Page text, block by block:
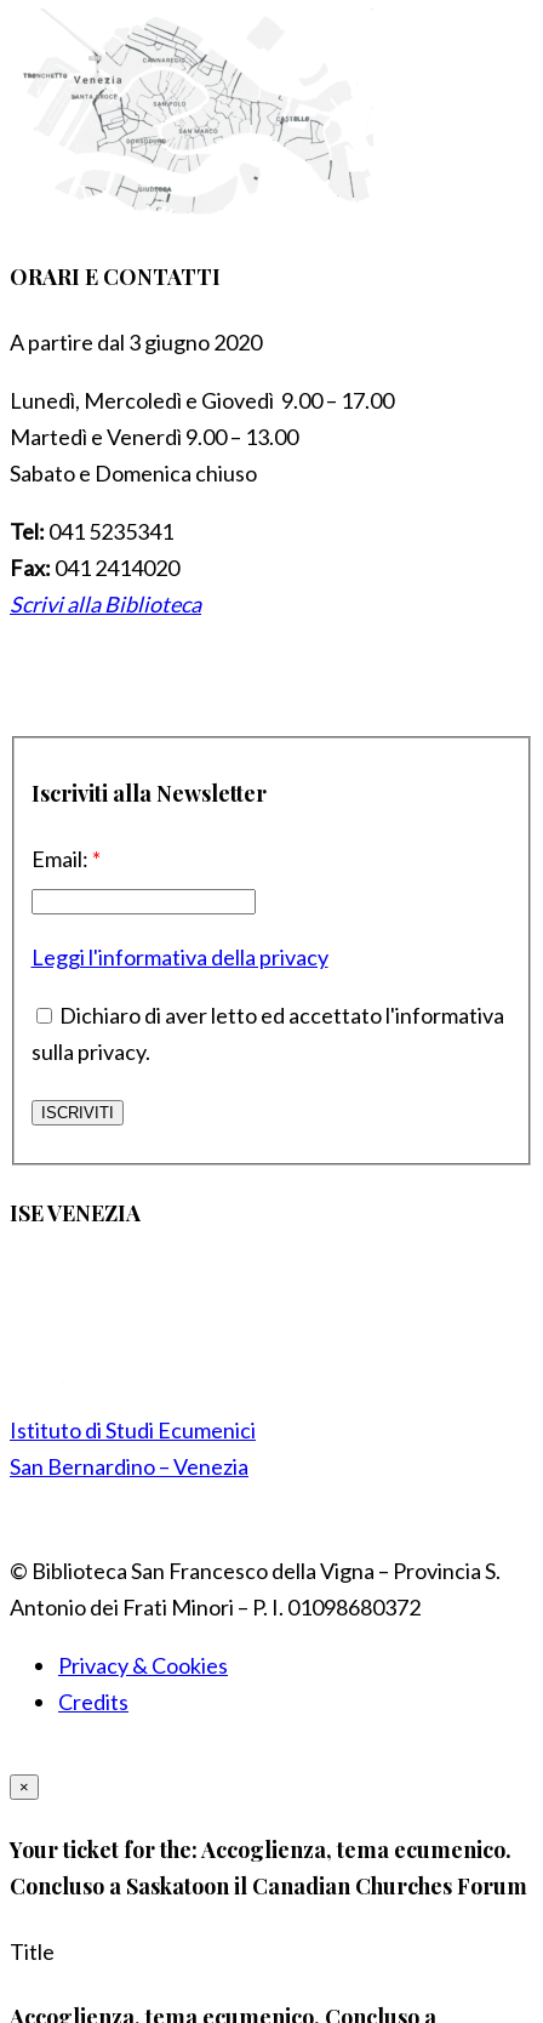
ORARI E CONTATTI
A partire dal 3 giugno 2020
Lunedì, Mercoledì e Giovedì 9.00 – 17.00
Martedì e Venerdì 9.00 – 13.00
Sabato e Domenica chiuso
Tel: 041 5235341
Fax: 041 2414020
Scrivi alla Biblioteca
Iscriviti alla Newsletter
Email: *
Leggi l'informativa della privacy
Dichiaro di aver letto ed accettato l'informativa
sulla privacy.
ISE VENEZIA
Istituto di Studi Ecumenici
San Bernardino – Venezia
© Biblioteca San Francesco della Vigna – Provincia S.
Antonio dei Frati Minori – P. I. 01098680372
Privacy & Cookies
Credits
×
Your ticket for the: Accoglienza, tema ecumenico.
Concluso a Saskatoon il Canadian Churches Forum
Title
Accoglienza, tema ecumenico. Concluso a